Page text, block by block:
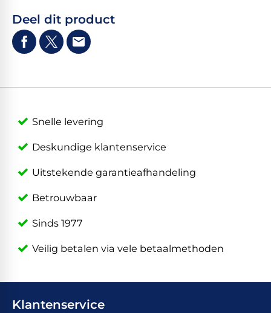
Deel dit product
Snelle levering
Deskundige klantenservice
Uitstekende garantieafhandeling
Betrouwbaar
Sinds 1977
Veilig betalen via vele betaalmethoden
Klantenservice